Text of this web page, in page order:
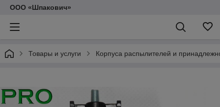
ООО «Шпакович»
Товары и услуги Корпуса распылителей и